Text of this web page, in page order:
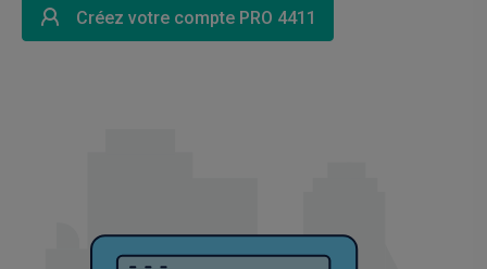
Créez votre compte PRO 4411